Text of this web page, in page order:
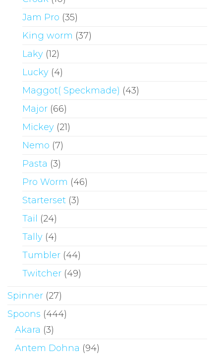
Jam Pro (35)
King worm (37)
Laky (12)
Lucky (4)
Maggot( Speckmade) (43)
Major (66)
Mickey (21)
Nemo (7)
Pasta (3)
Pro Worm (46)
Starterset (3)
Tail (24)
Tally (4)
Tumbler (44)
Twitcher (49)
Spinner (27)
Spoons (444)
Akara (3)
Antem Dohna (94)